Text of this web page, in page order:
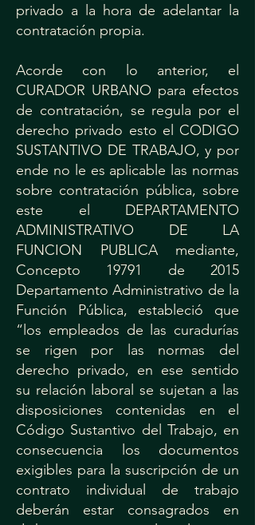
privado a la hora de adelantar la
contratación propia.
Acorde con lo anterior, el
CURADOR URBANO para efectos
de contratación, se regula por el
derecho privado esto el CODIGO
SUSTANTIVO DE TRABAJO, y por
ende no le es aplicable las normas
sobre contratación pública, sobre
este el DEPARTAMENTO
ADMINISTRATIVO DE LA
FUNCION PUBLICA mediante,
Concepto 19791 de 2015
Departamento Administrativo de la
Función Pública, estableció que
“los empleados de las curadurías
se rigen por las normas del
derecho privado, en ese sentido
su relación laboral se sujetan a las
disposiciones contenidas en el
Código Sustantivo del Trabajo, en
consecuencia los documentos
exigibles para la suscripción de un
contrato individual de trabajo
deberán estar consagrados en